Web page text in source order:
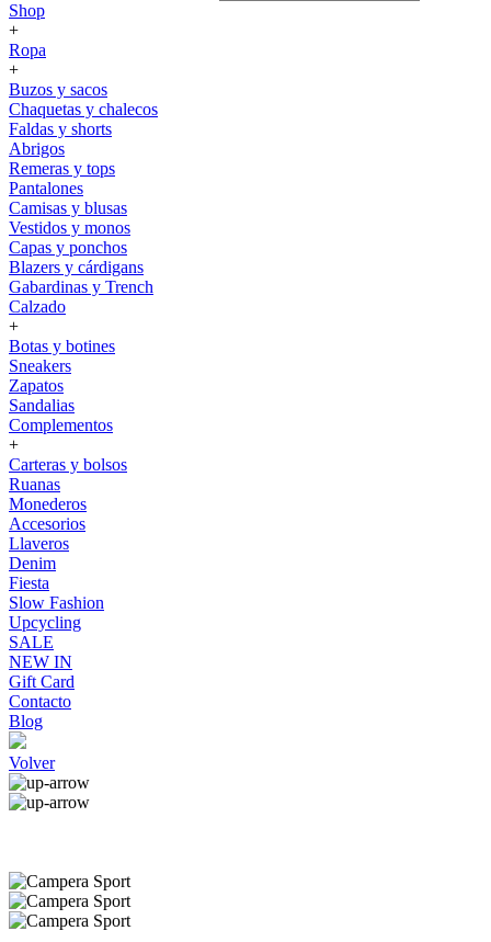
Shop
+
Ropa
+
Buzos y sacos
Chaquetas y chalecos
Faldas y shorts
Abrigos
Remeras y tops
Pantalones
Camisas y blusas
Vestidos y monos
Capas y ponchos
Blazers y cárdigans
Gabardinas y Trench
Calzado
+
Botas y botines
Sneakers
Zapatos
Sandalias
Complementos
+
Carteras y bolsos
Ruanas
Monederos
Accesorios
Llaveros
Denim
Fiesta
Slow Fashion
Upcycling
SALE
NEW IN
Gift Card
Contacto
Blog
Volver